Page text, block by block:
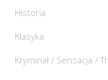
Historia
Klasyka
Kryminał / Sensacja /